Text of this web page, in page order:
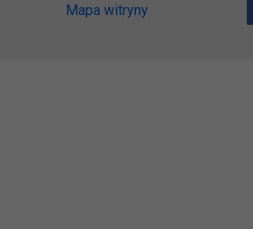
Mapa witryny